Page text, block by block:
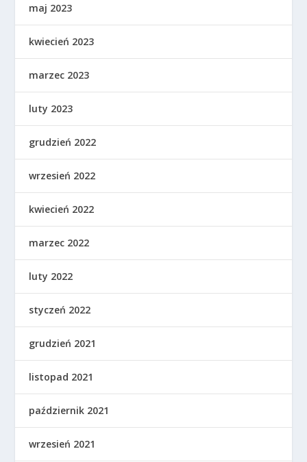
maj 2023
kwiecień 2023
marzec 2023
luty 2023
grudzień 2022
wrzesień 2022
kwiecień 2022
marzec 2022
luty 2022
styczeń 2022
grudzień 2021
listopad 2021
październik 2021
wrzesień 2021